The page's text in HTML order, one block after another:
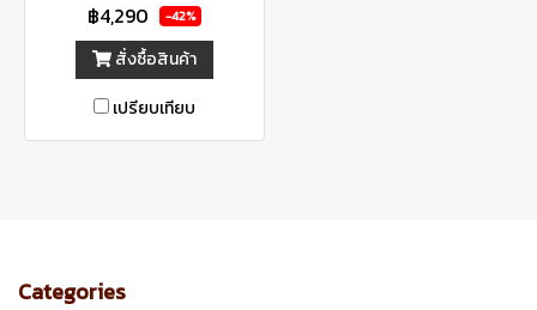
฿4,290 -42%
สั่งซื้อสินค้า
เปรียบเทียบ
Categories